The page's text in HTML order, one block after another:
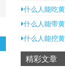
什么人能吃
什么人能带
什么人能挖
精彩文章